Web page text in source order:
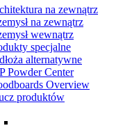
na zewnątrz
na zewnątrz
wewnątrz
specjalne
alternatywne
Powder Center
Overview
produktów